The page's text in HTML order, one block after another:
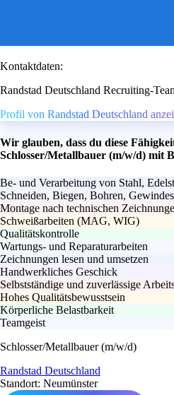
Kontaktdaten:
Randstad Deutschland Recruiting-
Profil von Randstad Deutschland
Wir glauben, dass du diese
Schlosser/Metallbauer (m/w/d) mit
Be- und Verarbeitung von Stahl,
Schneiden, Biegen, Bohren,
Montage nach technischen
Schweißarbeiten (MAG, WIG)
Qualitätskontrolle
Wartungs- und Reparaturarbeiten
Zeichnungen lesen und umsetzen
Handwerkliches Geschick
Selbstständige und zuverlässige
Hohes Qualitätsbewusstsein
Körperliche Belastbarkeit
Teamgeist
Schlosser/Metallbauer (m/w/d)
Randstad Deutschland
Standort: Neumünster